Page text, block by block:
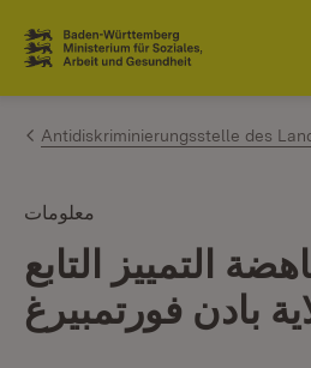
Zum Inhalt springen
Link zur Startseite
Antidiskriminierungsstelle des
معلومات
التمييز التابع